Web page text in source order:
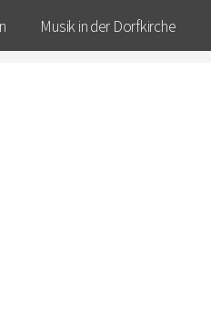
Musik in der Dorfkirche